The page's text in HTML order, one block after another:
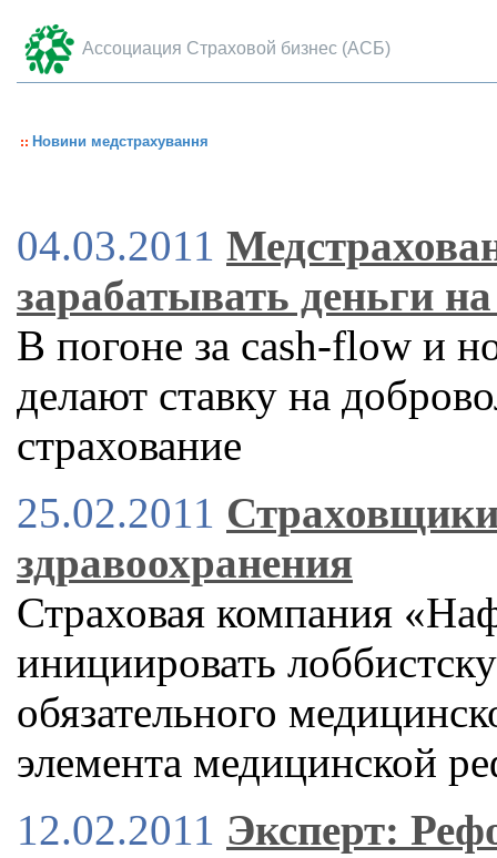
Ассоциация Страховой бизнес (АСБ)
Новини медстрахування
04.03.2011
зарабатывать деньги
В погоне за cash-flow и
делают ставку на
страхование
25.02.2011
здравоохранения
Страховая компания
инициировать
обязательного
элемента медицинской
12.02.2011 Эксперт: